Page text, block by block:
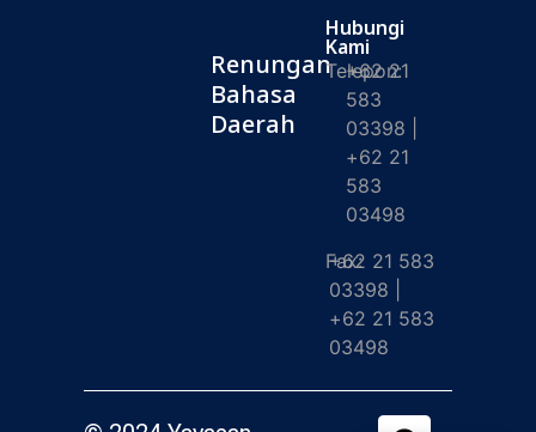
Renungan
Bahasa
Daerah
Hubungi
Kami
Telepon:
+62 21
583
03398 |
+62 21
583
03498
Fax:
+62 21 583
03398 |
+62 21 583
03498